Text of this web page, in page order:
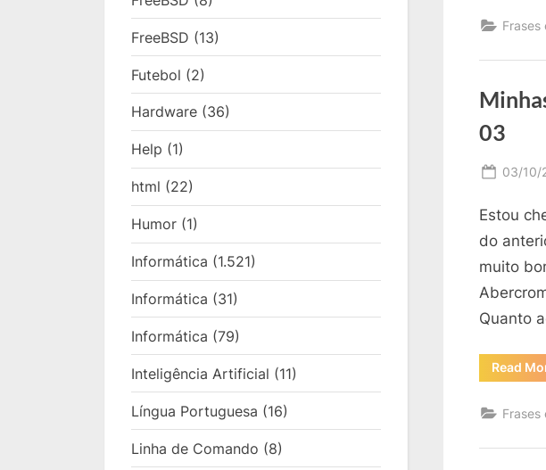
Frases
03
Posted
03/10/
Estou
do
muito
Quanto
Read
Frases
FreeBSD (13)
Futebol (2)
Hardware (36)
Help (1)
html (22)
Humor (1)
Informática (1.521)
Informática (31)
Informática (79)
Inteligência Artificial (11)
Língua Portuguesa (16)
Linha de Comando (8)